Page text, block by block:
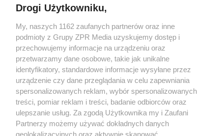
Żaden utwór zamieszczony w serwisie nie może być powielany i
rozpowszechniany lub dalej rozpowszechniany w jakikolwiek sposób (w
tym także elektroniczny lub mechaniczny) na jakimkolwiek polu
eksploatacji w jakiejkolwiek formie, włącznie z umieszczaniem w Internecie
bez pisemnej zgody właściciela praw. Jakiekolwiek użycie lub
wykorzystanie utworów w całości lub w części z naruszeniem prawa, tzn.
bez właściwej zgody, jest zabronione pod groźbą kary i może być ścigane
prawnie.
Drogi Użytkowniku,
My, naszych 1162 zaufanych partnerów oraz inne
podmioty z Grupy ZPR Media uzyskujemy dostęp i
przechowujemy informacje na urządzeniu oraz
przetwarzamy dane osobowe, takie jak unikalne
identyfikatory, standardowe informacje wysyłane przez
urządzenie czy dane przeglądania w celu zapewniania
spersonalizowanych reklam, wybór spersonalizowanych
treści, pomiar reklam i treści, badanie odbiorców oraz
ulepszanie usług. Za zgodą Użytkownika my i Zaufani
Partnerzy możemy używać dokładnych danych
geolokalizacyjnych oraz aktywnie skanować